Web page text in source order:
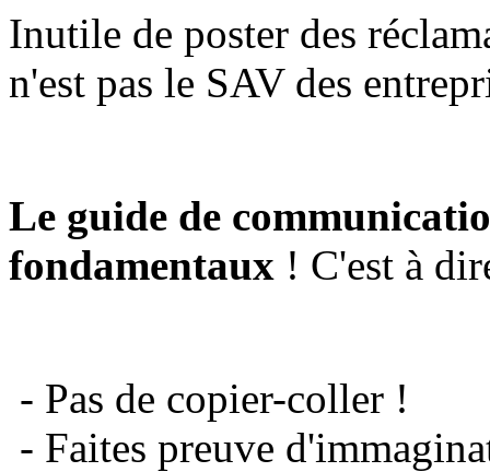
Inutile de poster des
n'est pas le SAV des
Le guide de
fondamentaux ! C'est à
- Pas de copier-coller !
- Faites preuve